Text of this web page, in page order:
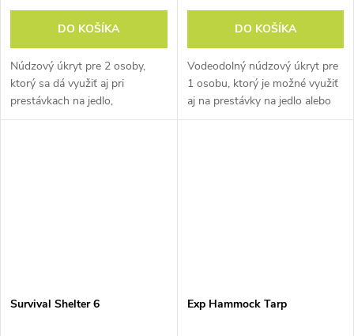
DO KOŠÍKA
Núdzový úkryt pre 2 osoby,
ktorý sa dá využiť aj pri
prestávkach na jedlo,
plánovanie trasy a podobných
DO KOŠÍKA
Vodeodolný núdzový úkryt pre
1 osobu, ktorý je možné využiť
aj na prestávky na jedlo alebo
plánovanie trasy.
Survival Shelter 6 Exp Hammock Tarp